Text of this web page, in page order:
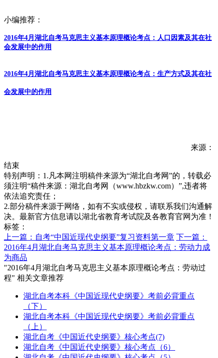
小编推荐：
2016年4月湖北自考马克思主义基本原理概论考点：人口因素及其在社
会发展中的作用
2016年4月湖北自考马克思主义基本原理概论考点：生产方式及其在社
会发展中的作用
来源：
结束
特别声明：1.凡本网注明稿件来源为“湖北自考网”的，转载必
须注明“稿件来源：湖北自考网（www.hbzkw.com）”,违者将
依法追究责任；
2.部分稿件来源于网络，如有不实或侵权，请联系我们沟通解
决。最新官方信息请以湖北省教育考试院及各教育官网为准！
标签：
上一篇：自考“中国近现代史纲要”复习资料第一章 下一篇：
2016年4月湖北自考马克思主义基本原理概论考点：劳动力成
为商品
"2016年4月湖北自考马克思主义基本原理概论考点：劳动过
程" 相关文章推荐
湖北自考本科《中国近现代史纲要》考前必背重点
（下）
湖北自考本科《中国近现代史纲要》考前必背重点
（上）
湖北自考《中国近代史纲要》核心考点(7)
湖北自考《中国近代史纲要》核心考点（6）